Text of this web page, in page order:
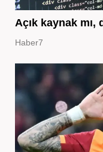
Açık kaynak mı,
Haber7